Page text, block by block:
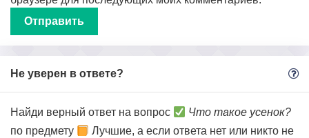
Не уверен в ответе?
Найди верный ответ на вопрос
Что такое усенок?
по предмету
Лучшие, а если ответа нет или никто не